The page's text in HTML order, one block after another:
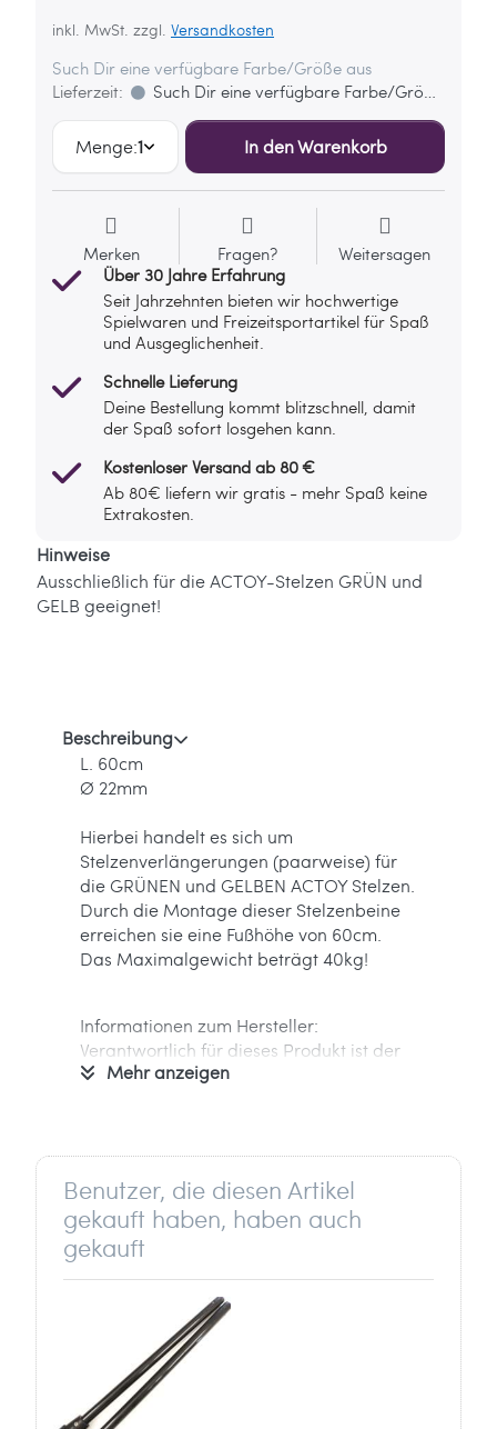
inkl. MwSt. zzgl. Versandkosten
Such Dir eine verfügbare Farbe/Größe aus
Lieferzeit:
Such Dir eine verfügbare Farbe/Größe aus
Menge:1 In den Warenkorb
Merken Fragen?
Weitersagen
Über 30 Jahre Erfahrung
Seit Jahrzehnten bieten wir hochwertige
Spielwaren und Freizeitsportartikel für Spaß
und Ausgeglichenheit.
Schnelle Lieferung
Deine Bestellung kommt blitzschnell, damit
der Spaß sofort losgehen kann.
Kostenloser Versand ab 80 €
Ab 80€ liefern wir gratis - mehr Spaß keine
Extrakosten.
Hinweise
Ausschließlich für die ACTOY-Stelzen GRÜN und
GELB geeignet!
Beschreibung
L. 60cm
Ø 22mm
Hierbei handelt es sich um
Stelzenverlängerungen (paarweise) für
die GRÜNEN und GELBEN ACTOY Stelzen.
Durch die Montage dieser Stelzenbeine
erreichen sie eine Fußhöhe von 60cm.
Das Maximalgewicht beträgt 40kg!
Informationen zum Hersteller:
Verantwortlich für dieses Produkt ist der
in der EU ansässige Wirtschaftsakteur
Dänemark
info[at]europlay.dk
Mehr anzeigen
Benutzer, die diesen Artikel
gekauft haben, haben auch
gekauft